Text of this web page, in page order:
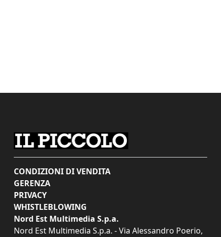
CONDIZIONI DI VENDITA
GERENZA
PRIVACY
WHISTLEBLOWING
Nord Est Multimedia S.p.a.
Nord Est Multimedia S.p.a. - Via Alessandro Poerio,